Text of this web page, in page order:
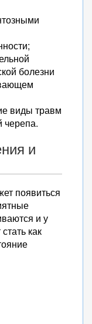
болезни
виды травм
черепа.
и
появиться
и у
как